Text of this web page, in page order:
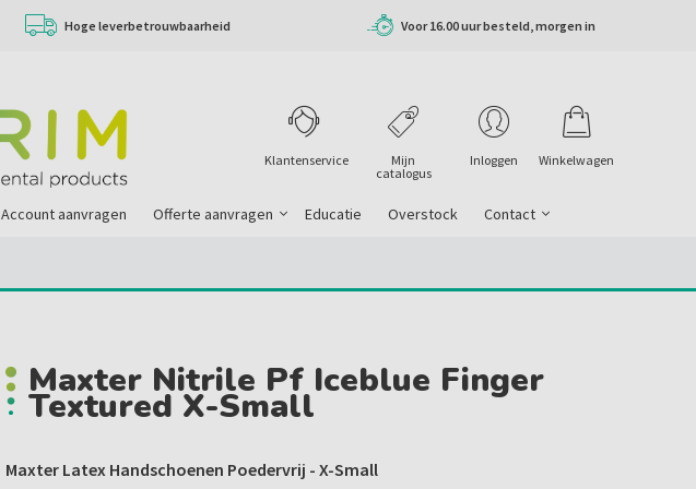
Hoge leverbetrouwbaarheid Voor 16.00 uur besteld, morgen in
Winkelwagen
Inloggen
Mijn
catalogus
Klantenservice
Account aanvragen Offerte aanvragen Educatie Overstock Contact
Maxter Nitrile Pf Iceblue Finger
Textured X-Small
Maxter Latex Handschoenen Poedervrij - X-Small